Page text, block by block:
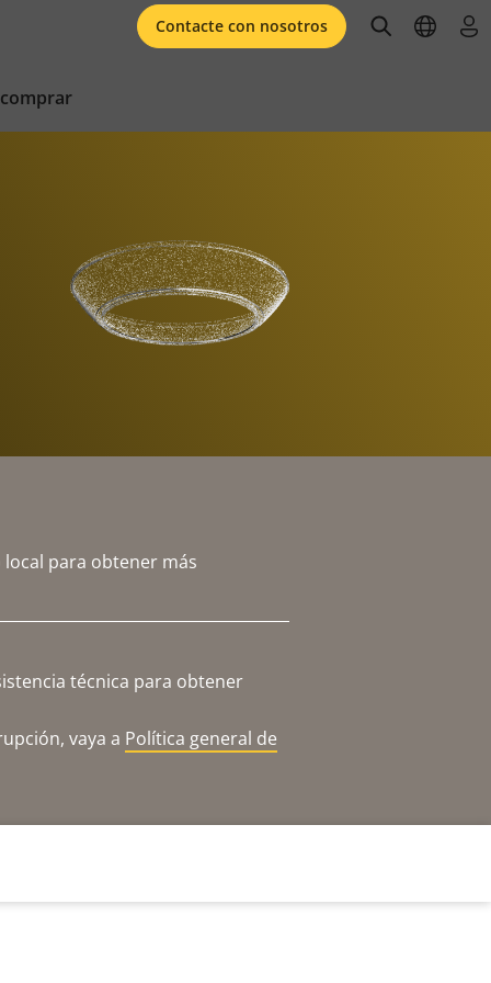
Contacte con nosotros openopen
para obtener más
técnica para obtener
vaya a Política general de